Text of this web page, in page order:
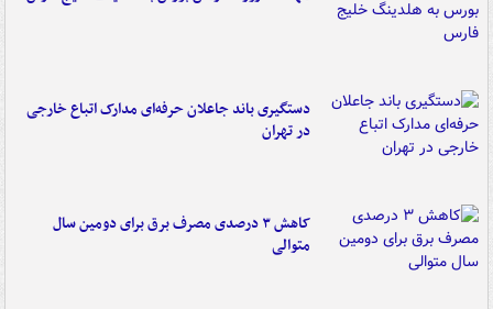
دستگیری باند جاعلان حرفه‌ای مدارک اتباع خارجی
در تهران
کاهش ۳ درصدی مصرف برق برای دومین سال
متوالی